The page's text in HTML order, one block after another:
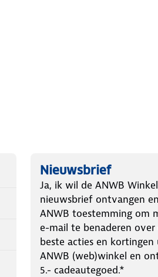
Nieuwsbrief
Ja, ik wil de ANWB Winkel
nieuwsbrief ontvangen
ANWB toestemming om
e-mail te benaderen over
beste acties en kortingen
ANWB (web)winkel en
5.- cadeautegoed.*